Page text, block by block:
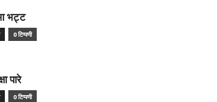
भट्ट
0 टिप्पणी
पारे
0 टिप्पणी